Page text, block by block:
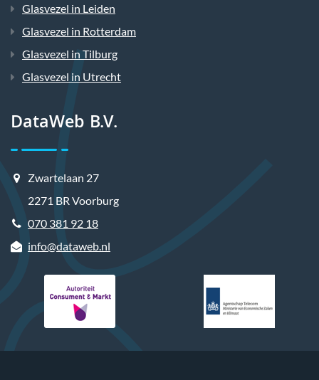
Glasvezel in Leiden
Glasvezel in Rotterdam
Glasvezel in Tilburg
Glasvezel in Utrecht
DataWeb B.V.
Zwartelaan 27
2271 BR Voorburg
070 381 92 18
info@dataweb.nl